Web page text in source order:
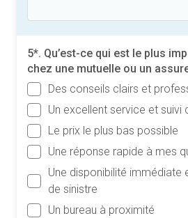
5*. Qu’est-ce qui est le plus
chez une mutuelle ou un
Des conseils clairs et
Un excellent service et suivi
Le prix le plus bas possible
Une réponse rapide à mes
Une disponibilité immédiate
de sinistre
Un bureau à proximité